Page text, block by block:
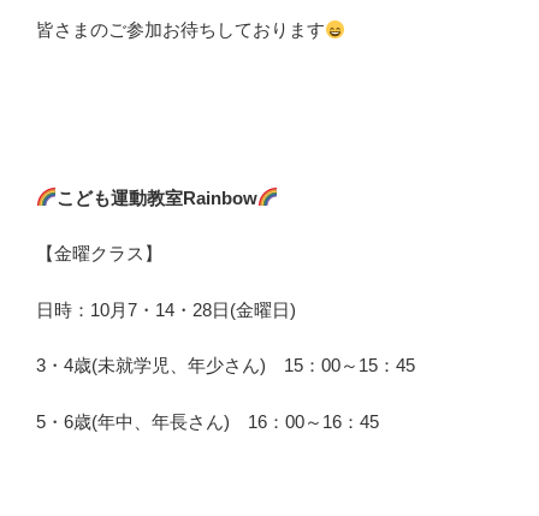
皆さまのご参加お待ちしております
こども運動教室Rainbow
【金曜クラス】
日時：10月7・14・28日(金曜日)
3・4歳(未就学児、年少さん) 15：00～15：45
5・6歳(年中、年長さん) 16：00～16：45